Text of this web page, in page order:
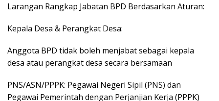
Larangan Rangkap Jabatan BPD Berdasarkan Aturan:
Kepala Desa & Perangkat Desa:
Anggota BPD tidak boleh menjabat sebagai kepala
desa atau perangkat desa secara bersamaan
PNS/ASN/PPPK: Pegawai Negeri Sipil (PNS) dan
Pegawai Pemerintah dengan Perjanjian Kerja (PPPK)